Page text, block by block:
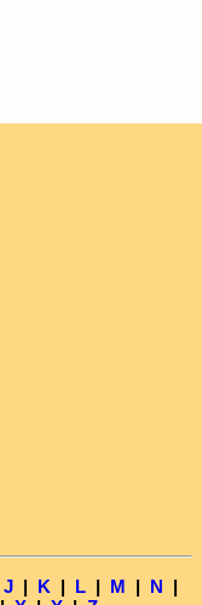
J | K | L | M | N |